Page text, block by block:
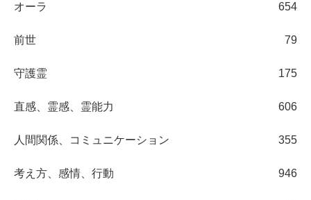
オーラ 654
前世 79
守護霊 175
直感、霊感、霊能力 606
人間関係、コミュニケーション 355
考え方、感情、行動 946